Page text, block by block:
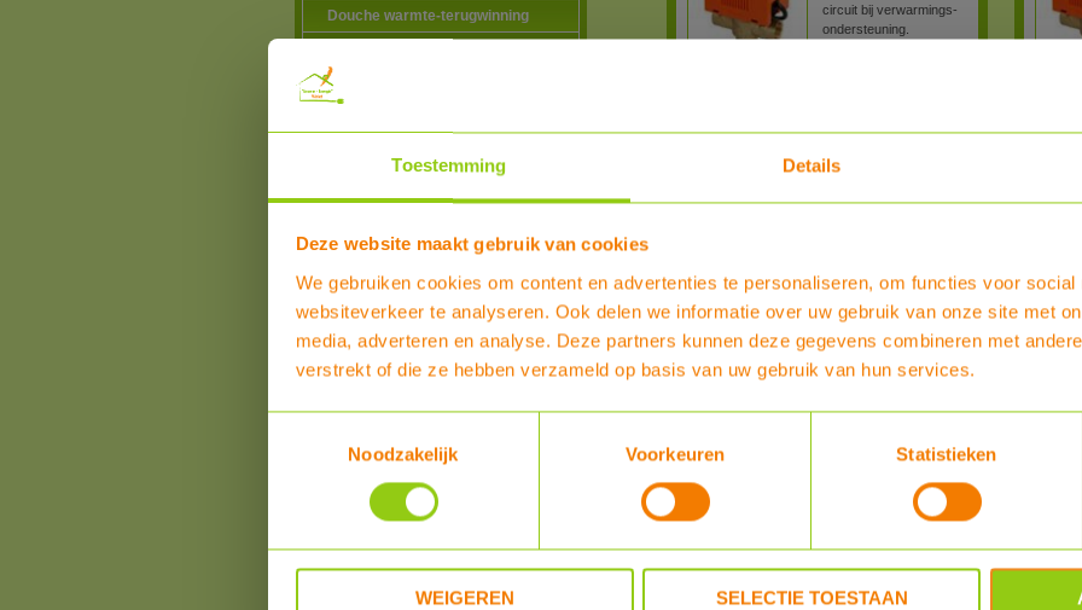
Toestemming Details
Deze website maakt gebruik van cookies
We gebruiken cookies om content en advertenties te personaliseren, om functies voor social
websiteverkeer te analyseren. Ook delen we informatie over uw gebruik van onze site met
media, adverteren en analyse. Deze partners kunnen deze gegevens combineren met
verstrekt of die ze hebben verzameld op basis van uw gebruik van hun services.
Noodzakelijk
Voorkeuren Statistieken
WEIGEREN SELECTIE TOESTAAN
Douche warmte-terugwinning
Elektrische vervoermiddelen
vaatwassers
Verlichting
Zwembadverwarming
OPRUIMING!!
circuit bij verwarmings-
ondersteuning.
€ 96,00
Orkli elektrische 3-weg
klep, schakelt tussen
twee circuits, bijv. de
retourleiding van een cv-
circuit bij verwarmings-
ondersteuning.
Bestel nu :
Elektrische zone-klep (2 zones, open-dicht)
met 1" inw. schroefdraad + schakelaar
met 1"